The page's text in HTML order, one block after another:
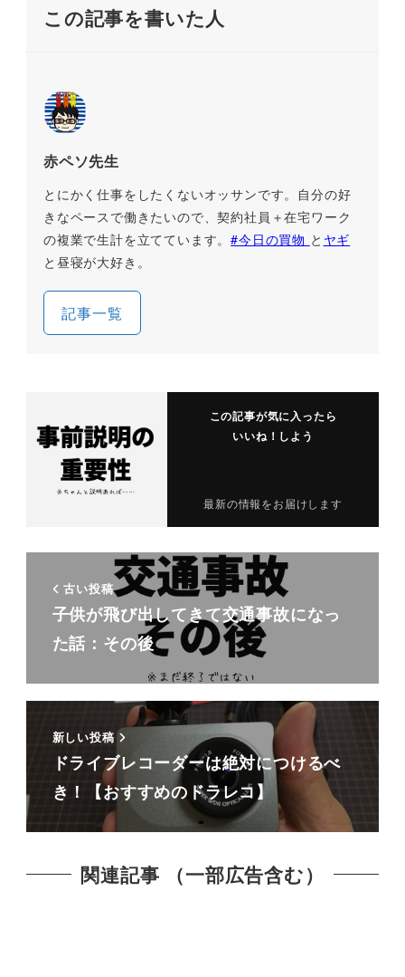
この記事を書いた人
赤ペソ先生
とにかく仕事をしたくないオッサンです。自分の好
きなペースで働きたいので、契約社員＋在宅ワーク
の複業で生計を立てています。#今日の買物 と ヤギ
と昼寝が大好き。
記事一覧
この記事が気に入ったら
いいね！しよう
最新の情報をお届けします
古い投稿
子供が飛び出してきて交通事故になっ
た話：その後
新しい投稿
ドライブレコーダーは絶対につけるべ
き！【おすすめのドラレコ】
関連記事 （一部広告含む）